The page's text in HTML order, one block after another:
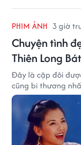
PHIM ẢNH 3 giờ
Chuyện tình
Thiên Long
Đây là cặp đôi
cũng bi thương